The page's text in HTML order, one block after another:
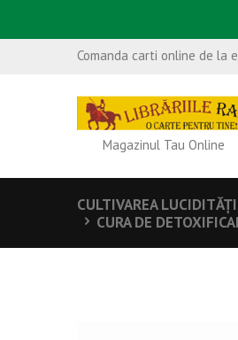
Comanda carti online de la
Magazinul Tau Online
CULTIVAREA
CURA DE